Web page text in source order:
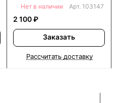
Нет в наличии Арт. 103147
2 100 ₽
Заказать
Рассчитать доставку